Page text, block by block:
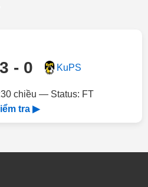
3 - 0 KuPS
chiều — Status: FT
tra ▶